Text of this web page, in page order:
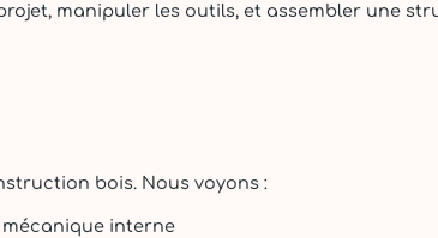
manipuler les outils, et assembler une
bois. Nous voyons :
interne